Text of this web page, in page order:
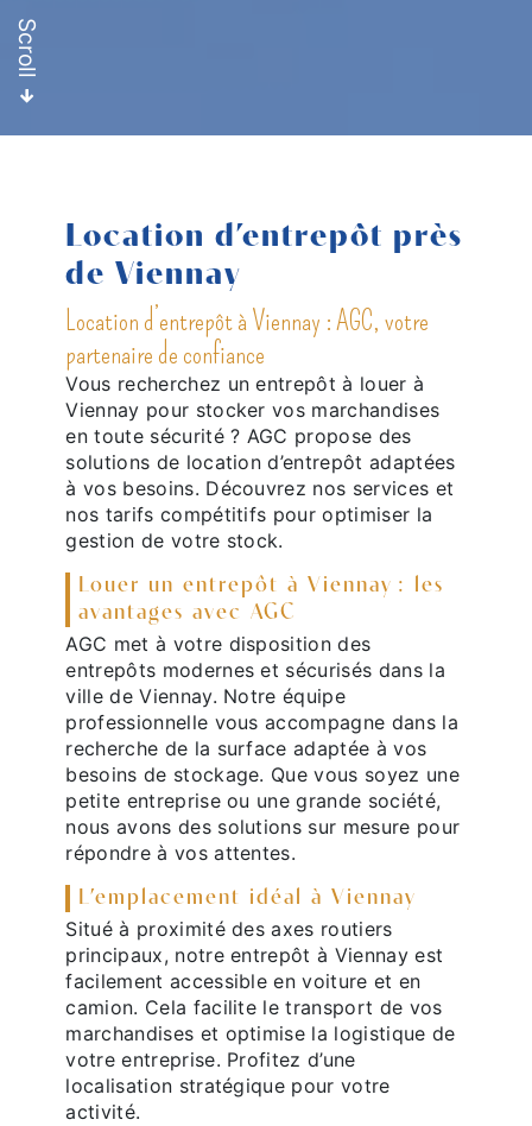
Scroll
Location d’entrepôt près
de Viennay
Location d’entrepôt à Viennay : AGC, votre
partenaire de confiance
Vous recherchez un entrepôt à louer à
Viennay pour stocker vos marchandises
en toute sécurité ? AGC propose des
solutions de location d’entrepôt adaptées
à vos besoins. Découvrez nos services et
nos tarifs compétitifs pour optimiser la
gestion de votre stock.
Louer un entrepôt à Viennay : les
avantages avec AGC
AGC met à votre disposition des
entrepôts modernes et sécurisés dans la
ville de Viennay. Notre équipe
professionnelle vous accompagne dans la
recherche de la surface adaptée à vos
besoins de stockage. Que vous soyez une
petite entreprise ou une grande société,
nous avons des solutions sur mesure pour
répondre à vos attentes.
L’emplacement idéal à Viennay
Situé à proximité des axes routiers
principaux, notre entrepôt à Viennay est
facilement accessible en voiture et en
camion. Cela facilite le transport de vos
marchandises et optimise la logistique de
votre entreprise. Profitez d’une
localisation stratégique pour votre
activité.